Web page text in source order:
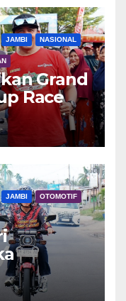
JAMBI NASIONAL
Grand
Race
JAMBI OTOMOTIF
King